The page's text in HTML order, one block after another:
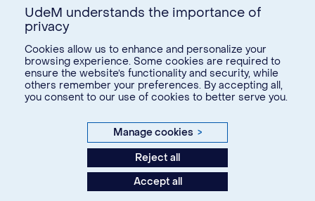
Donate
© Université de Montréal, 2026. Tous droits réservés.
Privacy
UdeM understands the importance of
privacy
Cookies allow us to enhance and personalize your
browsing experience. Some cookies are required to
ensure the website’s functionality and security, while
others remember your preferences. By accepting all,
you consent to our use of cookies to better serve you.
Manage cookies >
Reject all
Accept all